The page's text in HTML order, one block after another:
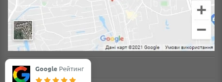
Google Рейтинг